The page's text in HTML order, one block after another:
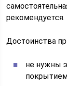
рекомендуется.
Достоинства
не нужны